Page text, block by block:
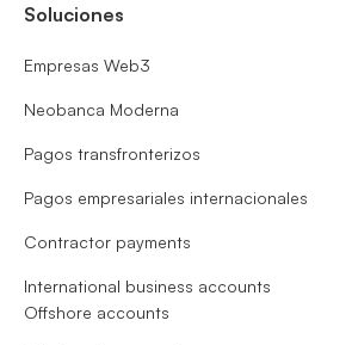
Soluciones
Empresas Web3
Neobanca Moderna
Pagos transfronterizos
Pagos empresariales internacionales
Contractor payments
International business accounts
Offshore accounts